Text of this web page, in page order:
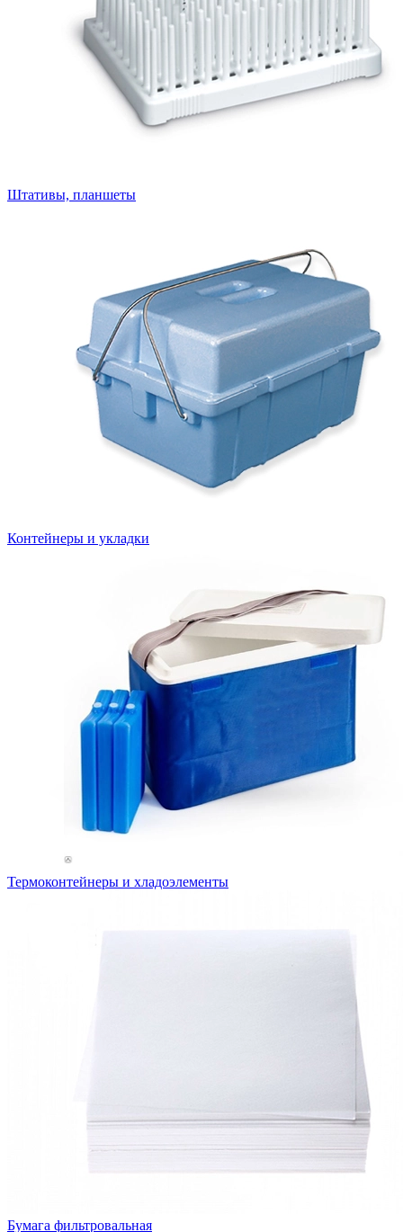
Штативы, планшеты
Контейнеры и укладки
Термоконтейнеры и хладоэлементы
Бумага фильтровальная